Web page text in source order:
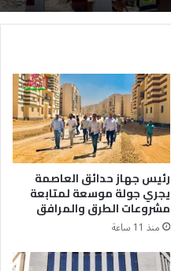
رئيس جهاز حدائق العاصمة
يجري جولة موسعة لمتابعة
مشروعات الطرق والمرافق
منذ 11 ساعة